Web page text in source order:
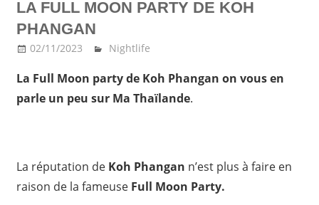
LA FULL MOON PARTY DE KOH
PHANGAN
02/11/2023 Ma Thailande
Nightlife
La Full Moon party de Koh Phangan on vous en
parle un peu sur Ma Thaïlande.
La réputation de Koh Phangan n’est plus à faire en
raison de la fameuse Full Moon Party.